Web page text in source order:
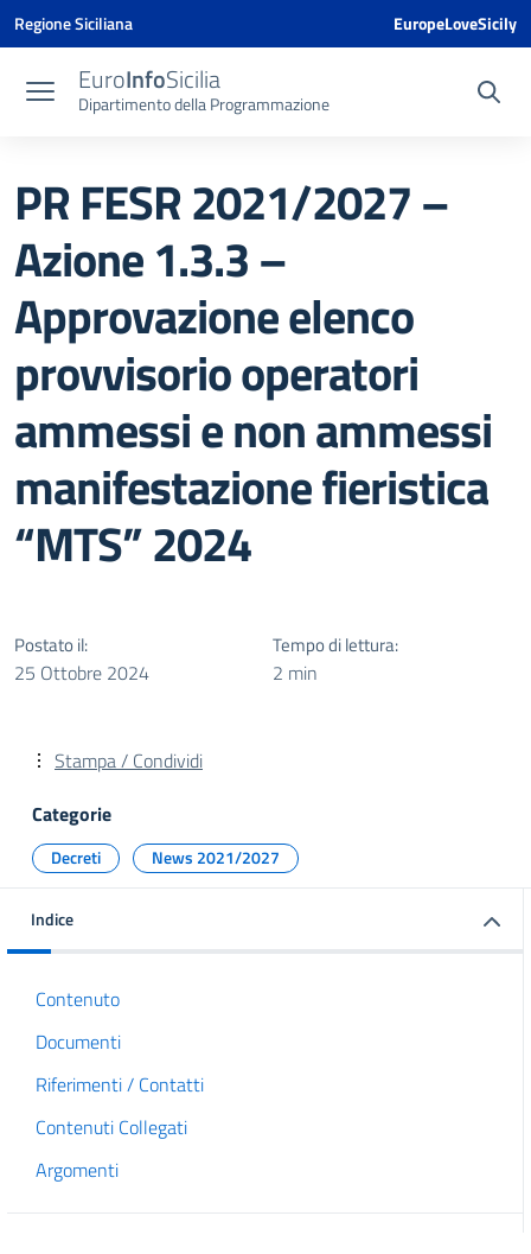
Vai ai contenuti
Vai al menu di navigazione
Vai al footer
Vai al banner delle Cookie Policy
Regione Siciliana EuropeLoveSicily
EuroInfoSicilia
Dipartimento della Programmazione
PR FESR 2021/2027 –
Azione 1.3.3 –
Approvazione elenco
provvisorio operatori
ammessi e non ammessi
manifestazione fieristica
“MTS” 2024
Postato il:
25 Ottobre 2024
Tempo di lettura:
2 min
Stampa / Condividi
Categorie
Decreti News 2021/2027
Indice
Contenuto
Documenti
Riferimenti / Contatti
Contenuti Collegati
Argomenti